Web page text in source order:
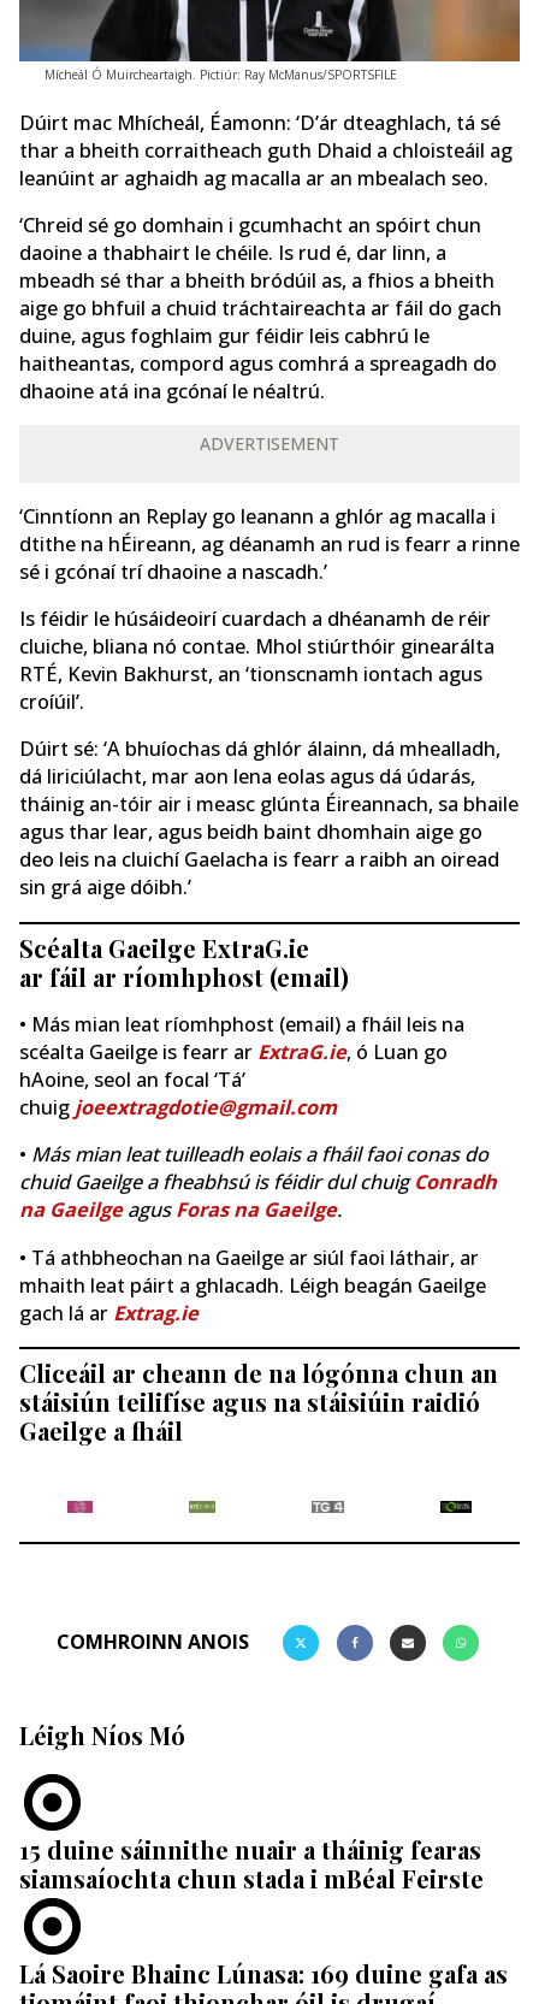
Mícheál Ó Muircheartaigh. Pictiúr: Ray McManus/SPORTSFILE
Dúirt mac Mhícheál, Éamonn: ‘D’ár dteaghlach, tá sé
thar a bheith corraitheach guth Dhaid a chloisteáil ag
leanúint ar aghaidh ag macalla ar an mbealach seo.
‘Chreid sé go domhain i gcumhacht an spóirt chun
daoine a thabhairt le chéile. Is rud é, dar linn, a
mbeadh sé thar a bheith bródúil as, a fhios a bheith
aige go bhfuil a chuid tráchtaireachta ar fáil do gach
duine, agus foghlaim gur féidir leis cabhrú le
haitheantas, compord agus comhrá a spreagadh do
dhaoine atá ina gcónaí le néaltrú.
ADVERTISEMENT
‘Cinntíonn an Replay go leanann a ghlór ag macalla i
dtithe na hÉireann, ag déanamh an rud is fearr a rinne
sé i gcónaí trí dhaoine a nascadh.’
Is féidir le húsáideoirí cuardach a dhéanamh de réir
cluiche, bliana nó contae. Mhol stiúrthóir ginearálta
RTÉ, Kevin Bakhurst, an ‘tionscnamh iontach agus
croíúil’.
Dúirt sé: ‘A bhuíochas dá ghlór álainn, dá mhealladh,
dá liriciúlacht, mar aon lena eolas agus dá údarás,
tháinig an-tóir air i measc glúnta Éireannach, sa bhaile
agus thar lear, agus beidh baint dhomhain aige go
deo leis na cluichí Gaelacha is fearr a raibh an oiread
sin grá aige dóibh.’
Scéalta Gaeilge ExtraG.ie
ar fáil ar ríomhphost (email)
• Más mian leat ríomhphost (email) a fháil leis na
scéalta Gaeilge is fearr ar ExtraG.ie, ó Luan go
hAoine, seol an focal ‘Tá’
chuig joeextragdotie@gmail.com
• Más mian leat tuilleadh eolais a fháil faoi conas do
chuid Gaeilge a fheabhsú is féidir dul chuigConradh
na GaeilgeagusForas na Gaeilge.
• Tá athbheochan na Gaeilge ar siúl faoi láthair, ar
mhaith leat páirt a ghlacadh. Léigh beagán Gaeilge
gach lá ar Extrag.ie
Cliceáil ar cheann de na lógónna chun an
stáisiún teilifíse agus na stáisiúin raidió
Gaeilge a fháil
COMHROINN ANOIS
Léigh Níos Mó
15 duine sáinnithe nuair a tháinig fearas
siamsaíochta chun stada i mBéal Feirste
Lá Saoire Bhainc Lúnasa: 169 duine gafa as